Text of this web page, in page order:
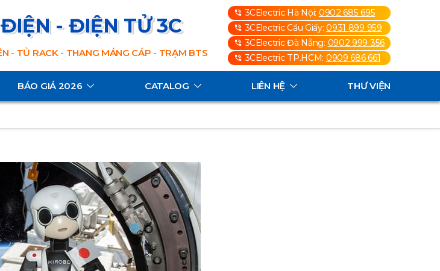
- ĐIỆN TỬ 3C
- TỦ RACK - THANG MÁNG CÁP - TRẠM BTS
3CElectric Hà Nội: 0902 685 695
3CElectric Cầu Giấy:0931 899 959
3CElectric Đà Nẵng: 0902 999 356
3CElectric TP.HCM: 0909 686 661
BÁO GIÁ 2026 CATALOG LIÊN HỆ THƯ VIỆN